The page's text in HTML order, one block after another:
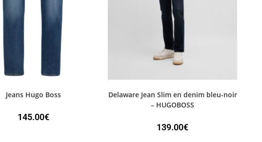
Jeans Hugo Boss
145.00€
Delaware Jean Slim en denim bleu-noir
– HUGOBOSS
139.00€